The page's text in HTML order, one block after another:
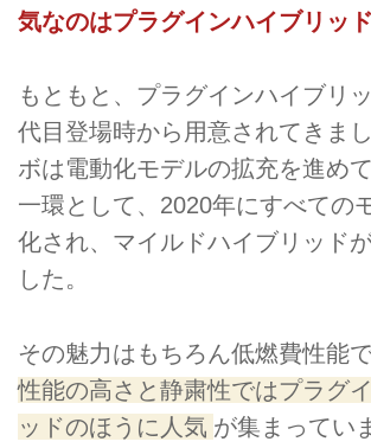
気なのはプラグインハイブリッド
もともと、プラグインハイブリ
代目登場時から用意されてきま
ボは電動化モデルの拡充を進め
一環として、2020年にすべての
化され、マイルドハイブリッド
した。
その魅力はもちろん低燃費性能で
性能の高さと静粛性ではプラグ
ッドのほうに人気 が集まってい